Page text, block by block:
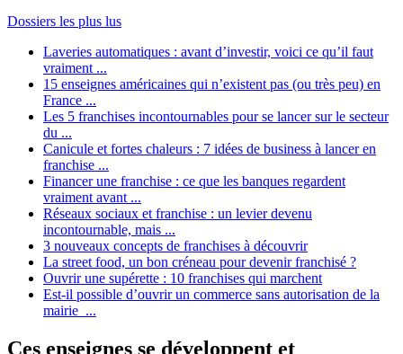
Dossiers les plus lus
Laveries automatiques : avant d’investir, voici ce qu’il faut
vraiment ...
15 enseignes américaines qui n’existent pas (ou très peu) en
France ...
Les 5 franchises incontournables pour se lancer sur le secteur
du ...
Canicule et fortes chaleurs : 7 idées de business à lancer en
franchise ...
Financer une franchise : ce que les banques regardent
vraiment avant ...
Réseaux sociaux et franchise : un levier devenu
incontournable, mais ...
3 nouveaux concepts de franchises à découvrir
La street food, un bon créneau pour devenir franchisé ?
Ouvrir une supérette : 10 franchises qui marchent
Est-il possible d’ouvrir un commerce sans autorisation de la
mairie ...
Ces enseignes se développent et